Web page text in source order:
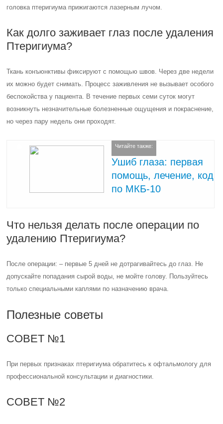
головка птеригиума прижигаются лазерным лучом.
Как долго заживает глаз после удаления
Птеригиума?
Ткань конъюнктивы фиксируют с помощью швов. Через две недели
их можно будет снимать. Процесс заживления не вызывает особого
беспокойства у пациента. В течение первых семи суток могут
возникнуть незначительные болезненные ощущения и покраснение,
но через пару недель они проходят.
Читайте также:
Ушиб глаза: первая
помощь, лечение, код
по МКБ-10
Что нельзя делать после операции по
удалению Птеригиума?
После операции: – первые 5 дней не дотрагивайтесь до глаз. Не
допускайте попадания сырой воды, не мойте голову. Пользуйтесь
только специальными каплями по назначению врача.
Полезные советы
СОВЕТ №1
При первых признаках птеригиума обратитесь к офтальмологу для
профессиональной консультации и диагностики.
СОВЕТ №2